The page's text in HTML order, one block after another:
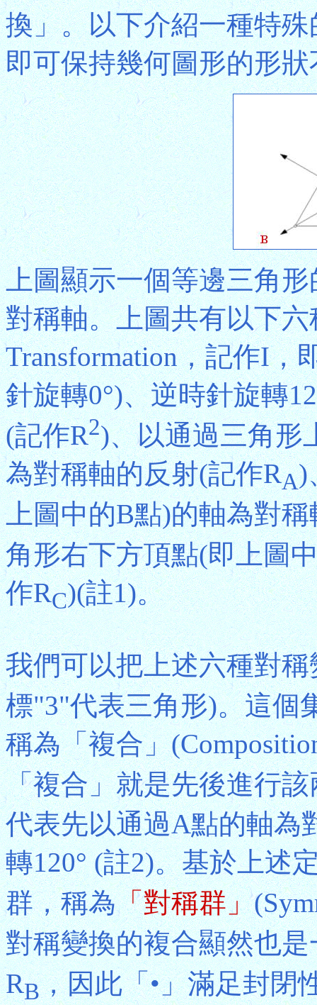
換」。以下介紹一種特
即可保持幾何圖形的形
上圖顯示一個等邊三角
對稱軸。上圖共有以下
Transformation，記作I，
針旋轉0°)、逆時針旋轉
(記作R2)、以通過三角形
為對稱軸的反射(記作RA)
上圖中的B點)的軸為對
角形右下方頂點(即上圖
作RC)(註1)。
我們可以把上述六種對
標"3"代表三角形)。這個
稱為「複合」
「複合」就是先後進行
代表先以通過A點的軸為
轉120° (註2)。基於上述
群，稱為「對稱群」
對稱變換的複合顯然也
RB，因此「•」滿足封閉